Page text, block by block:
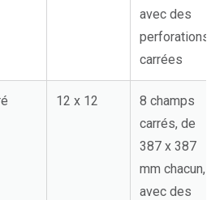
avec des
perforations
carrées
12 x 12
8 champs
carrés, de
387 x 387
mm chacun,
avec des